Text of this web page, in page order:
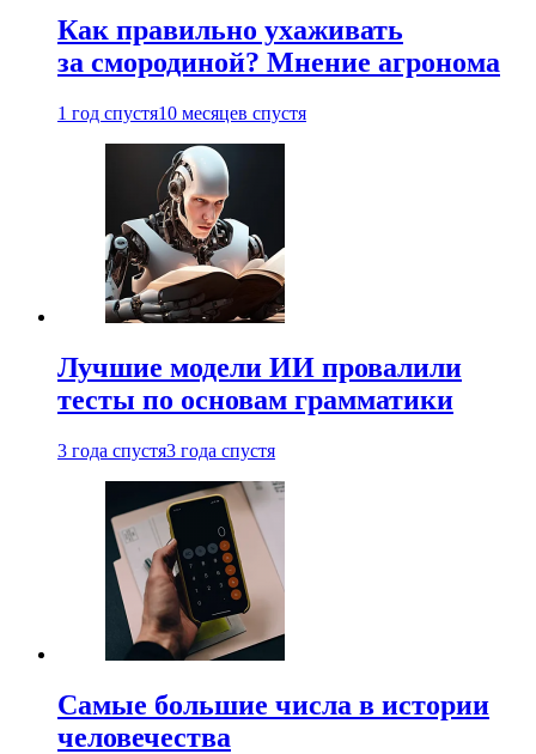
Как правильно ухаживать
за смородиной? Мнение агронома
1 год спустя10 месяцев спустя
Лучшие модели ИИ провалили
тесты по основам грамматики
3 года спустя3 года спустя
Самые большие числа в истории
человечества